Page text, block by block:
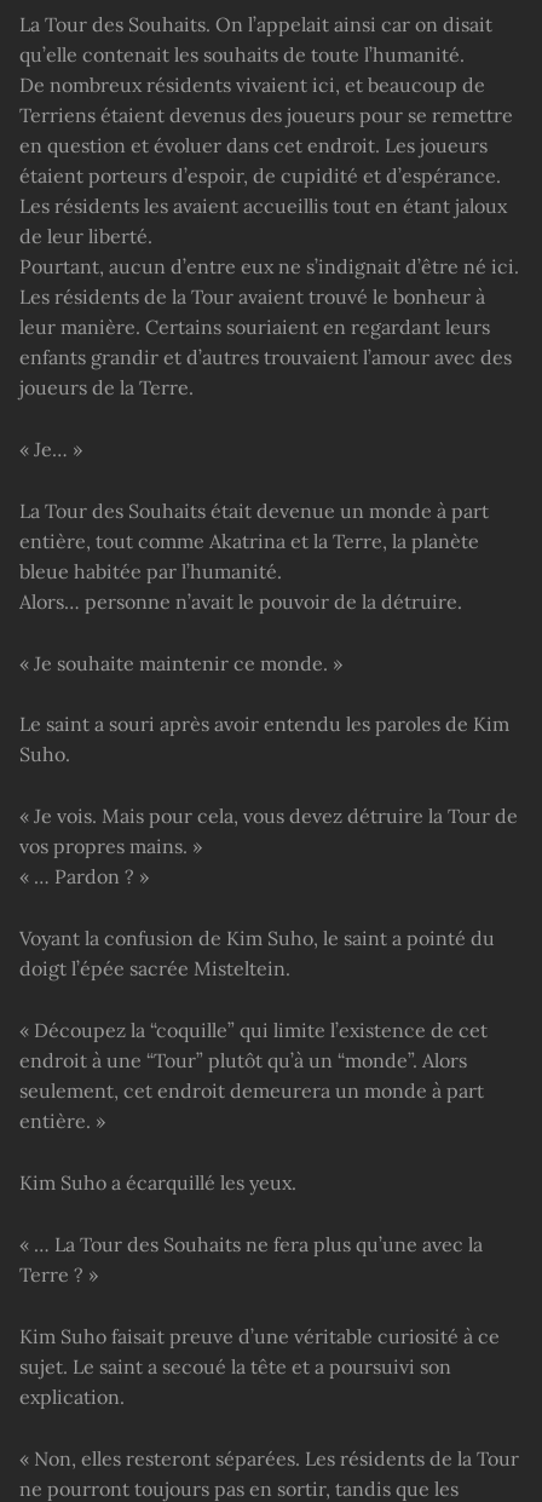
La Tour des Souhaits. On l’appelait ainsi car on disait
qu’elle contenait les souhaits de toute l’humanité.
De nombreux résidents vivaient ici, et beaucoup de
Terriens étaient devenus des joueurs pour se remettre
en question et évoluer dans cet endroit. Les joueurs
étaient porteurs d’espoir, de cupidité et d’espérance.
Les résidents les avaient accueillis tout en étant jaloux
de leur liberté.
Pourtant, aucun d’entre eux ne s’indignait d’être né ici.
Les résidents de la Tour avaient trouvé le bonheur à
leur manière. Certains souriaient en regardant leurs
enfants grandir et d’autres trouvaient l’amour avec des
joueurs de la Terre.
« Je… »
La Tour des Souhaits était devenue un monde à part
entière, tout comme Akatrina et la Terre, la planète
bleue habitée par l’humanité.
Alors… personne n’avait le pouvoir de la détruire.
« Je souhaite maintenir ce monde. »
Le saint a souri après avoir entendu les paroles de Kim
Suho.
« Je vois. Mais pour cela, vous devez détruire la Tour de
vos propres mains. »
« … Pardon ? »
Voyant la confusion de Kim Suho, le saint a pointé du
doigt l’épée sacrée Misteltein.
« Découpez la “coquille” qui limite l’existence de cet
endroit à une “Tour” plutôt qu’à un “monde”. Alors
seulement, cet endroit demeurera un monde à part
entière. »
Kim Suho a écarquillé les yeux.
« … La Tour des Souhaits ne fera plus qu’une avec la
Terre ? »
Kim Suho faisait preuve d’une véritable curiosité à ce
sujet. Le saint a secoué la tête et a poursuivi son
explication.
« Non, elles resteront séparées. Les résidents de la Tour
ne pourront toujours pas en sortir, tandis que les